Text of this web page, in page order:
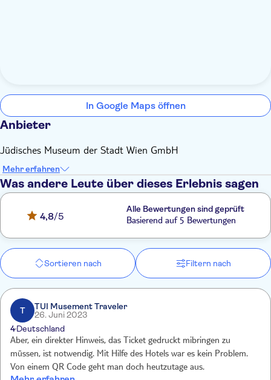
In Google Maps öffnen
Anbieter
Jüdisches Museum der Stadt Wien GmbH
Mehr erfahren
Was andere Leute über dieses Erlebnis sagen
4,8/5
Alle Bewertungen sind geprüft
Basierend auf 5 Bewertungen
Sortieren nach Filtern nach
T
TUI Musement Traveler
26. Juni 2023
4Deutschland
Aber, ein direkter Hinweis, das Ticket gedruckt mibringen zu
müssen, ist notwendig. Mit Hilfe des Hotels war es kein Problem.
Von einem QR Code geht man doch heutzutage aus.